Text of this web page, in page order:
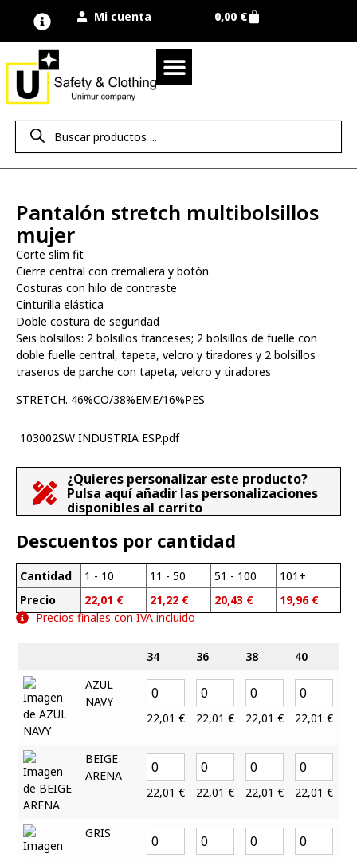
Mi cuenta 0,00 €
Pantalón stretch multibolsillos
mujer
Corte slim fit
Cierre central con cremallera y botón
Costuras con hilo de contraste
Cinturilla elástica
Doble costura de seguridad
Seis bolsillos: 2 bolsillos franceses; 2 bolsillos de fuelle con
doble fuelle central, tapeta, velcro y tiradores y 2 bolsillos
traseros de parche con tapeta, velcro y tiradores
STRETCH. 46%CO/38%EME/16%PES
103002SW INDUSTRIA ESP.pdf
¿Quieres personalizar este producto?
Pulsa aquí añadir las personalizaciones
disponibles al carrito
Descuentos por cantidad
Cantidad
Precio
1 - 10
22,01 €
11 - 50
21,22 €
51 - 100
20,43 €
101+
19,96 €
Precios finales con IVA incluido
34 36 38 40
AZUL
NAVY
22,01 € 22,01 € 22,01 € 22,01 €
BEIGE
ARENA
22,01 € 22,01 € 22,01 € 22,01 €
GRIS